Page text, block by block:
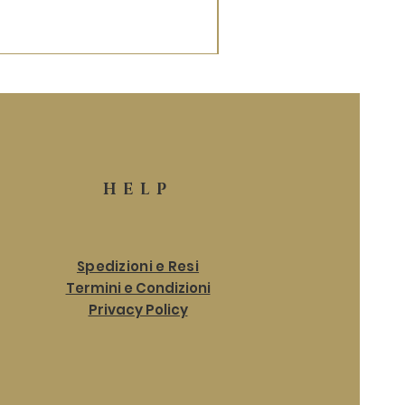
HELP
Spedizioni e Resi
Termini e Condizioni
Privacy Policy